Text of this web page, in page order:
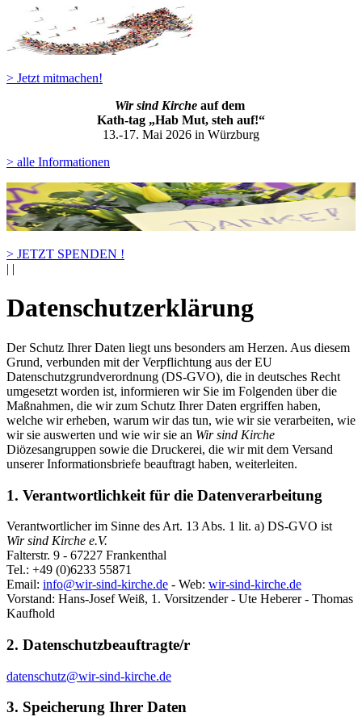
> Jetzt mitmachen!
Wir sind Kirche auf dem
Kath-tag „Hab Mut, steh auf!“
13.-17. Mai 2026 in Würzburg
> alle Informationen
> JETZT SPENDEN !
| |
Datenschutzerklärung
Der Schutz Ihrer Daten liegt uns besonders am Herzen. Aus diesem
Grund, verbunden mit der Verpflichtung aus der EU
Datenschutzgrundverordnung (DS-GVO), die in deutsches Recht
umgesetzt worden ist, informieren wir Sie im Folgenden über die
Maßnahmen, die wir zum Schutz Ihrer Daten ergriffen haben,
welche wir erheben, warum wir das tun, wie wir sie verarbeiten, wie
wir sie auswerten und wie wir sie an Wir sind Kirche
Diözesangruppen sowie die Druckerei, die wir mit dem Versand
unserer Informationsbriefe beauftragt haben, weiterleiten.
1. Verantwortlichkeit für die Datenverarbeitung
Verantwortlicher im Sinne des Art. 13 Abs. 1 lit. a) DS-GVO ist
Wir sind Kirche e.V.
Falterstr. 9 - 67227 Frankenthal
Tel.: +49 (0)6233 55871
Email: info@wir-sind-kirche.de - Web: wir-sind-kirche.de
Vorstand: Hans-Josef Weiß, 1. Vorsitzender - Ute Heberer - Thomas
Kaufhold
2. Datenschutzbeauftragte/r
datenschutz@wir-sind-kirche.de
3. Speicherung Ihrer Daten